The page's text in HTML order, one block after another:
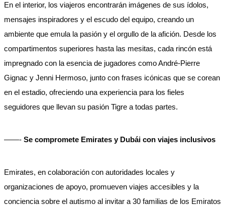
En el interior, los viajeros encontrarán imágenes de sus ídolos,
mensajes inspiradores y el escudo del equipo, creando un
ambiente que emula la pasión y el orgullo de la afición. Desde los
compartimentos superiores hasta las mesitas, cada rincón está
impregnado con la esencia de jugadores como André-Pierre
Gignac y Jenni Hermoso, junto con frases icónicas que se corean
en el estadio, ofreciendo una experiencia para los fieles
seguidores que llevan su pasión Tigre a todas partes.
——- Se compromete Emirates y Dubái con viajes inclusivos
Emirates, en colaboración con autoridades locales y
organizaciones de apoyo, promueven viajes accesibles y la
conciencia sobre el autismo al invitar a 30 familias de los Emiratos